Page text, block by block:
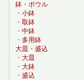
鉢・ボウル
・ 小鉢
・ 取鉢
・ 中鉢
・ 多用鉢
大皿・盛込
・ 大皿
・ 大鉢
・ 盛込